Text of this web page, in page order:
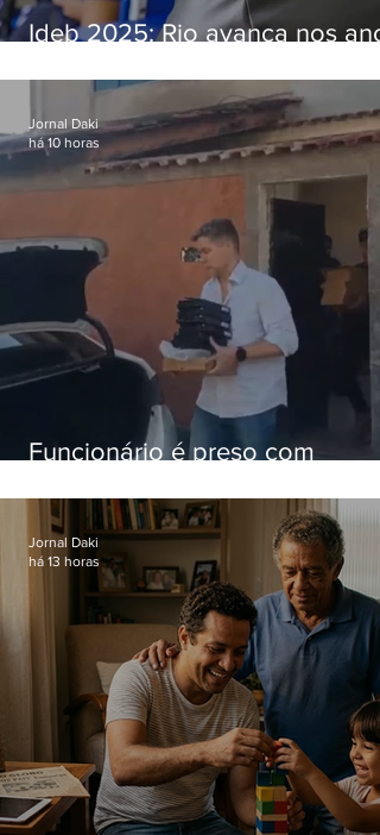
Ideb 2025: Rio avança nos
nacional
Funcionário é preso com
Hospital do Andaraí
Jornal Daki
há 10 horas
Jornal Daki
há 13 horas